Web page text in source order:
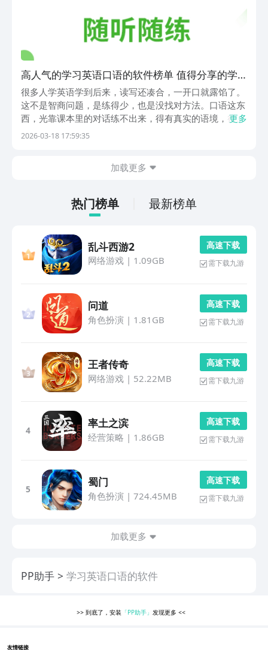
高人气的学习英语口语的软件榜单 值得分享的学
习英语口语的软件合辑
很多人学英语学到后来，读写还凑合，一开口就露馅了。
这不是智商问题，是练得少，也是没找对方法。口语这东
西，光靠课本里的对话练不出来，得有真实的语境，得有
人纠你的发音，得让你反复开口。学习英语口语的软件这
更多
2026-03-18 17:59:35
加载更多
热门榜单 最新榜单
乱斗西游2
网络游戏| 1.09GB
高 速 下 载
需下载九游
问道
角色扮演 | 1.81GB
高 速 下 载
需下载九游
王者传奇
网络游戏| 52.22MB
高 速 下 载
需下载九游
4
率土之滨
经营策略 | 1.86GB
高 速 下 载
需下载九游
5
蜀门
角色扮演 | 724.45MB
高 速 下 载
需下载九游
加载更多
PP助手 学习英语口语的软件
>> 到底了，安装 「PP助手」 发现更多<<
友情链接